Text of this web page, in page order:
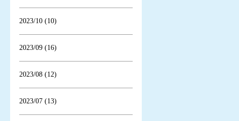
2023/10 (10)
2023/09 (16)
2023/08 (12)
2023/07 (13)